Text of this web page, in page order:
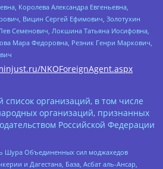
Королева Александра Евгеньевна,
Вицин Сергей Ефимович, Золотухин
Семенович, Локшина Татьяна Иосифовна,
Мара Федоровна, Резник Генри Маркович,
NKOForeignAgent.aspx
организаций, в том числе
организаций, признанных
Российской Федерации
Шура Объединенных сил моджахедов
и Дагестана, База, Асбат аль-Ансар,